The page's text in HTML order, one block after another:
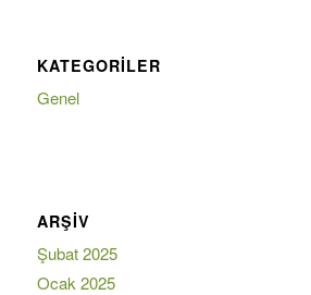
KATEGORILER
Genel
ARŞIV
Şubat 2025
Ocak 2025